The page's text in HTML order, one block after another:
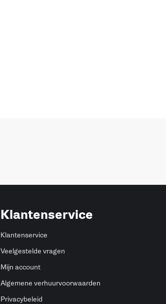
Klantenservice
Klantenservice
Veelgestelde vragen
Mijn account
Algemene verhuurvoorwaarden
Privacybeleid